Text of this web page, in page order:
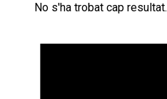
No s'ha trobat cap resultat.